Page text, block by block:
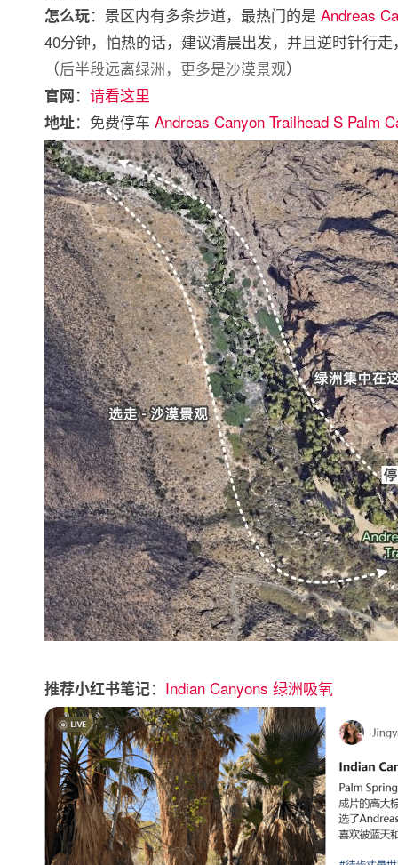
怎么玩：景区内有多条步道，最热门的是 Andreas
40分钟，怕热的话，建议清晨出发，并且逆时针行
（后半段远离绿洲，更多是沙漠景观）
官网： 请看这里
地址：免费停车 Andreas Canyon Trailhead S Palm
推荐小红书笔记： Indian Canyons 绿洲吸氧